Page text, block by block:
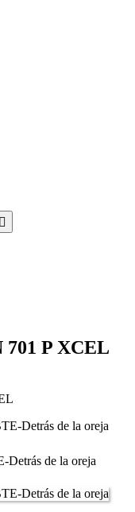
P XCEL
de la oreja